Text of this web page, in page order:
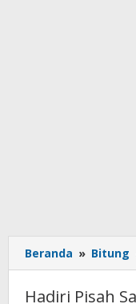
Beranda » Bitung
Hadiri Pisah